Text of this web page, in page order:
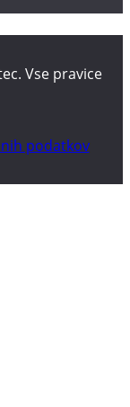
Vse pravice
podatkov